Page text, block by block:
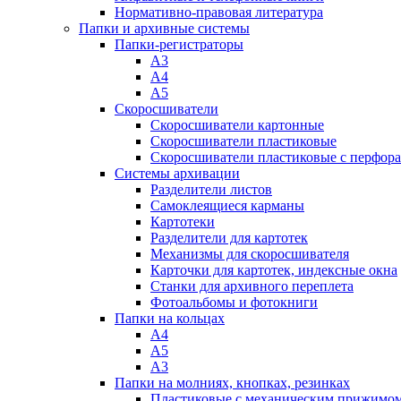
Нормативно-правовая литература
Папки и архивные системы
Папки-регистраторы
А3
А4
А5
Скоросшиватели
Скоросшиватели картонные
Скоросшиватели пластиковые
Скоросшиватели пластиковые с
Системы архивации
Разделители листов
Самоклеящиеся карманы
Картотеки
Разделители для картотек
Механизмы для скоросшивателя
Карточки для картотек, индексные окна
Станки для архивного переплета
Фотоальбомы и фотокниги
Папки на кольцах
А4
А5
А3
Папки на молниях, кнопках, резинках